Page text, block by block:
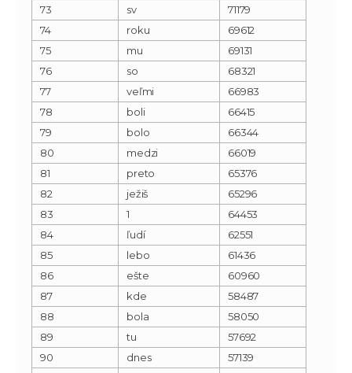
73
sv
71179
74
roku
69612
75
mu
69131
76
so
68321
77
veľmi
66983
78
boli
66415
79
bolo
66344
80
medzi
66019
81
preto
65376
82
ježiš
65296
83
1
64453
84
ľudí
62551
85
lebo
61436
86
ešte
60960
87
kde
58487
88
bola
58050
89
tu
57692
90
dnes
57139